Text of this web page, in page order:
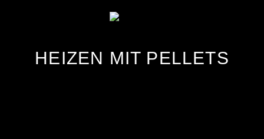
HEIZEN MIT PELLETS